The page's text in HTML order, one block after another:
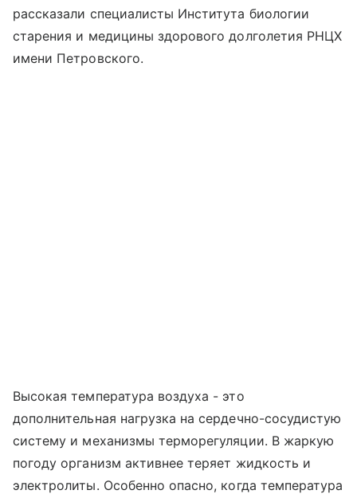
рассказали специалисты Института биологии
старения и медицины здорового долголетия РНЦХ
имени Петровского.
Высокая температура воздуха - это
дополнительная нагрузка на сердечно-сосудистую
систему и механизмы терморегуляции. В жаркую
погоду организм активнее теряет жидкость и
электролиты. Особенно опасно, когда температура